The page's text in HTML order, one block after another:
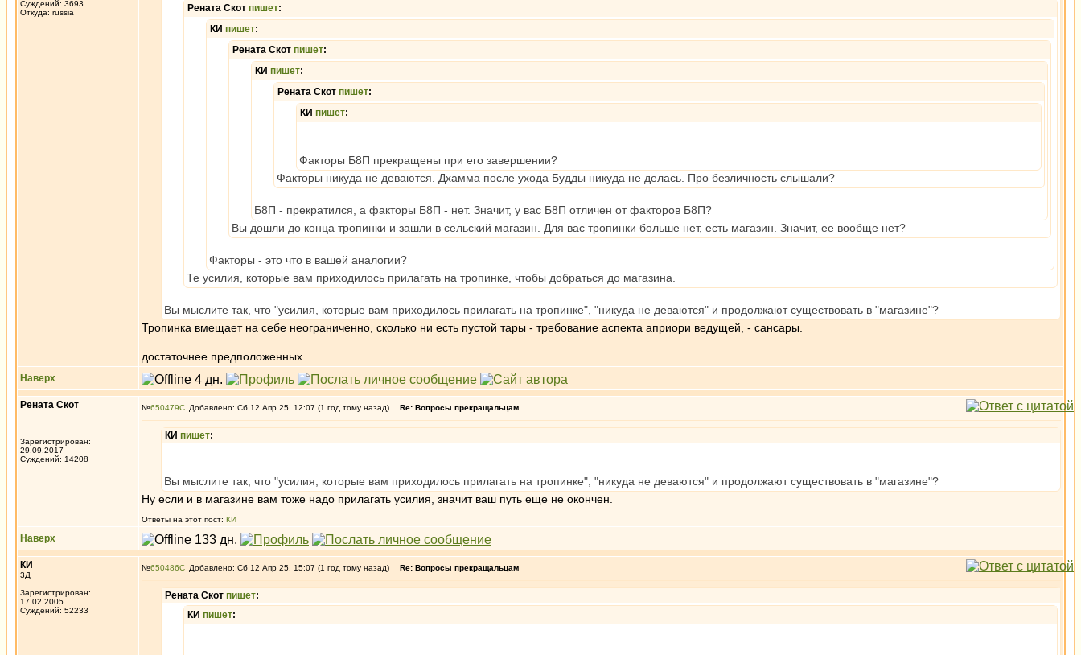
Суждений: 3693
Откуда: russia
Рената Скот пишет:
КИ пишет:
Рената Скот пишет:
КИ пишет:
Рената Скот пишет:
КИ пишет:
Факторы Б8П прекращены при его завершении?
Факторы никуда не деваются. Дхамма после ухода Будды никуда не делась. Про безличность слышали?
Б8П - прекратился, а факторы Б8П - нет. Значит, у вас Б8П отличен от факторов Б8П?
Вы дошли до конца тропинки и зашли в сельский магазин. Для вас тропинки больше нет, есть магазин. Значит, ее вообще нет?
Факторы - это что в вашей аналогии?
Те усилия, которые вам приходилось прилагать на тропинке, чтобы добраться до магазина.
Вы мыслите так, что "усилия, которые вам приходилось прилагать на тропинке", "никуда не деваются" и продолжают существовать в "магазине"?
Тропинка вмещает на себе неограниченно, сколько ни есть пустой тары - требование аспекта априори ведущей, - сансары.
достаточнее предположенных
Наверх
Рената Скот
Зарегистрирован:
29.09.2017
Суждений: 14208
№650479 Добавлено: Сб 12 Апр 25, 12:07 (1 год тому назад) Re: Вопросы прекращальцам
КИ пишет:
Вы мыслите так, что "усилия, которые вам приходилось прилагать на тропинке", "никуда не деваются" и продолжают существовать в "магазине"?
Ну если и в магазине вам тоже надо прилагать усилия, значит ваш путь еще не окончен.
Ответы на этот пост: КИ
Наверх
КИ
3Д
Зарегистрирован:
17.02.2005
Суждений: 52233
№650486 Добавлено: Сб 12 Апр 25, 15:07 (1 год тому назад) Re: Вопросы прекращальцам
Рената Скот пишет:
КИ пишет: